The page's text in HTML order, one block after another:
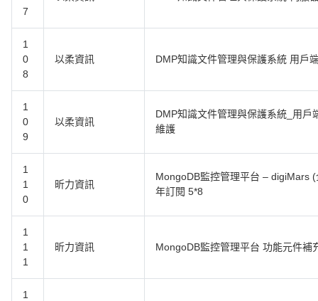
7
1
0
8
以柔資訊 DMP知識文件管理與保護系統 用戶
1
0
9
以柔資訊
DMP知識文件管理與保護系統_用戶
維護
1
1
0
昕力資訊
MongoDB監控管理平台 – digiMars
年訂閱 5*8
1
1
1
昕力資訊 MongoDB監控管理平台 功能元件補
1